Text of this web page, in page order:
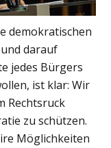
demokratischen
darauf
jedes Bürgers
ist klar: Wir
Rechtsruck
zu schützen.
Möglichkeiten